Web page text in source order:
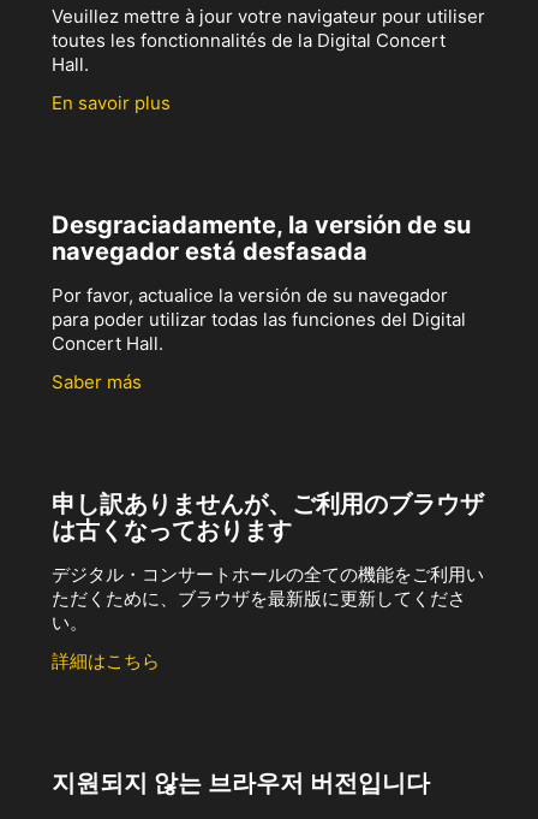
Veuillez mettre à jour votre navigateur pour utiliser
toutes les fonctionnalités de la Digital Concert
Hall.
En savoir plus
Desgraciadamente, la versión de su
navegador está desfasada
Por favor, actualice la versión de su navegador
para poder utilizar todas las funciones del Digital
Concert Hall.
Saber más
申し訳ありませんが、ご利用のブラウザ
は古くなっております
デジタル・コンサートホールの全ての機能をご利用い
ただくために、ブラウザを最新版に更新してくださ
い。
詳細はこちら
지원되지 않는 브라우저 버전입니다